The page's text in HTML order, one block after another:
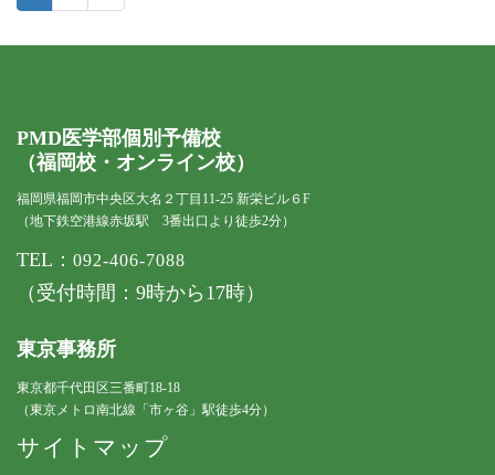
PMD医学部個別予備校
（福岡校・オンライン校）
福岡県福岡市中央区大名２丁目11-25 新栄ビル６F
（地下鉄空港線赤坂駅 3番出口より徒歩2分）
TEL： 092-406-7088
（受付時間：9時から17時）
東京事務所
東京都千代田区三番町18-18
（東京メトロ南北線「市ヶ谷」駅徒歩4分）
サイトマップ